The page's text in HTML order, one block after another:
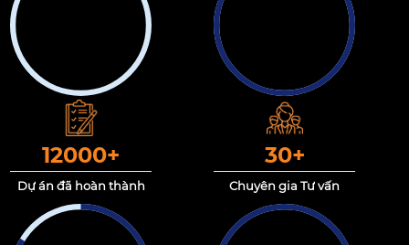
12000+
Dự án đã hoàn thành
30+
Chuyên gia Tư vấn